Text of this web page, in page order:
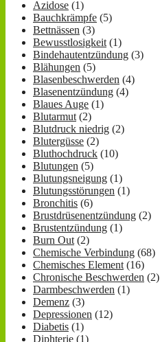
Azidose (1)
Bauchkrämpfe (5)
Bettnässen (3)
Bewusstlosigkeit (1)
Bindehautentzündung (3)
Blähungen (5)
Blasenbeschwerden (4)
Blasenentzündung (4)
Blaues Auge (1)
Blutarmut (2)
Blutdruck niedrig (2)
Blutergüsse (2)
Bluthochdruck (10)
Blutungen (5)
Blutungsneigung (1)
Blutungsstörungen (1)
Bronchitis (6)
Brustdrüsenentzündung (2)
Brustentzündung (1)
Burn Out (2)
Chemische Verbindung (68)
Chemisches Element (16)
Chronische Beschwerden (2)
Darmbeschwerden (1)
Demenz (3)
Depressionen (12)
Diabetis (1)
Diphterie (1)